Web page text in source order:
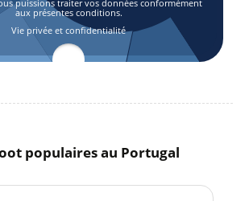
puissions traiter vos données conformément
aux présentes conditions.
Vie privée et confidentialité
populaires au Portugal